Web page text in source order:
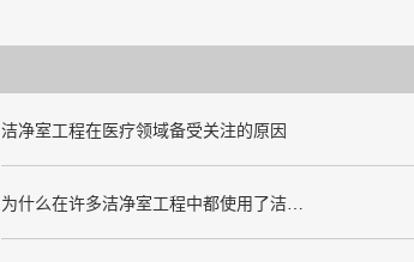
洁净室工程在医疗领域备受关注的原因
为什么在许多洁净室工程中都使用了洁净板材？